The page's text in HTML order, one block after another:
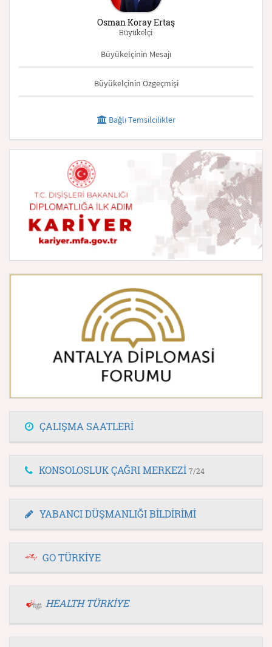
Osman Koray Ertaş
Büyükelçi
Büyükelçinin Mesajı
Büyükelçinin Özgeçmişi
Bağlı Temsilcilikler
ÇALIŞMA SAATLERİ
KONSOLOSLUK ÇAĞRI MERKEZİ 7/24
YABANCI DÜŞMANLIĞI BİLDİRİMİ
GO TÜRKİYE
HEALTH TÜRKİYE